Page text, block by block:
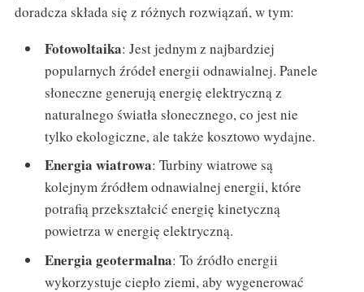
doradcza składa się z różnych rozwiązań, w tym:
Fotowoltaika: Jest jednym z najbardziej
popularnych źródeł energii odnawialnej. Panele
słoneczne generują energię elektryczną z
naturalnego światła słonecznego, co jest nie
tylko ekologiczne, ale także kosztowo wydajne.
Energia wiatrowa: Turbiny wiatrowe są
kolejnym źródłem odnawialnej energii, które
potrafią przekształcić energię kinetyczną
powietrza w energię elektryczną.
Energia geotermalna: To źródło energii
wykorzystuje ciepło ziemi, aby wygenerować